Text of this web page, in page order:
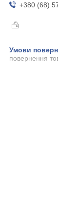
+380 (68)
повернення